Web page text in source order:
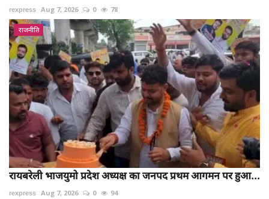
rexpress Aug 7, 2026 0 78
राजनीति
रायबरेली भाजयुमो प्रदेश अध्यक्ष का जनपद प्रथम आगमन पर हुआ...
rexpress Aug 7, 2026 0 94